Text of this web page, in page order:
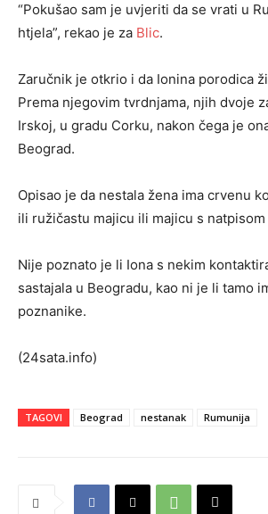
“Pokušao sam je uvjeriti da se vrati u
htjela”, rekao je za Blic.
Zaručnik je otkrio i da Ionina porodica
Prema njegovim tvrdnjama, njih dvoje
Irskoj, u gradu Corku, nakon čega je
Beograd.
Opisao je da nestala žena ima crvenu
ili ružičastu majicu ili majicu s natpisom
Nije poznato je li Iona s nekim
sastajala u Beogradu, kao ni je li tamo
poznanike.
(24sata.info)
TAGOVI Beograd nestanak Rumunija